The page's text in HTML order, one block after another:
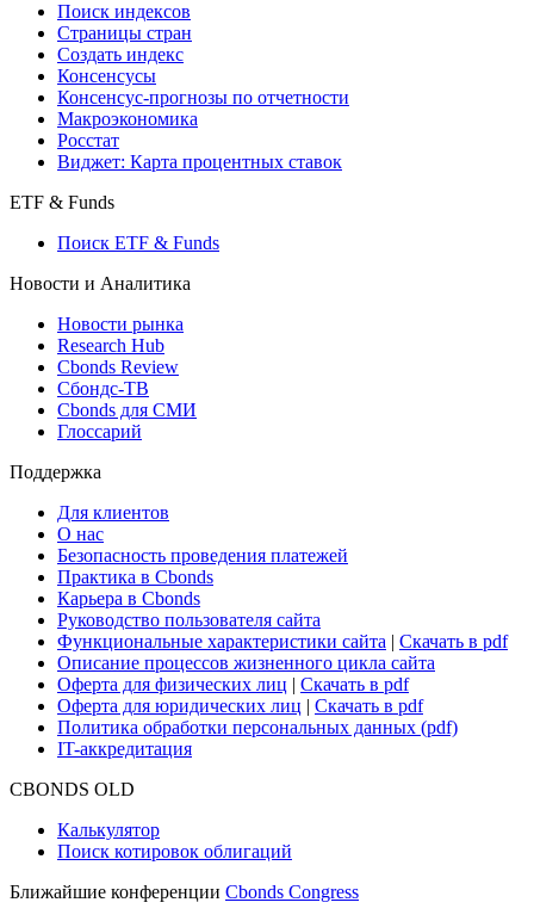
Поиск индексов
Страницы стран
Создать индекс
Консенсусы
Консенсус-прогнозы по отчетности
Макроэкономика
Росстат
Виджет: Карта процентных ставок
ETF & Funds
Поиск ETF & Funds
Новости и Аналитика
Новости рынка
Research Hub
Cbonds Review
Сбондс-ТВ
Cbonds для СМИ
Глоссарий
Поддержка
Для клиентов
О нас
Безопасность проведения платежей
Практика в Cbonds
Карьера в Cbonds
Руководство пользователя сайта
Функциональные характеристики сайта | Скачать в pdf
Описание процессов жизненного цикла сайта
Оферта для физических лиц | Скачать в pdf
Оферта для юридических лиц | Скачать в pdf
Политика обработки персональных данных (pdf)
IT-аккредитация
CBONDS OLD
Калькулятор
Поиск котировок облигаций
Ближайшие конференции Cbonds Congress